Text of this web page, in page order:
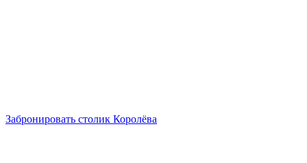
Забронировать столик Королёва